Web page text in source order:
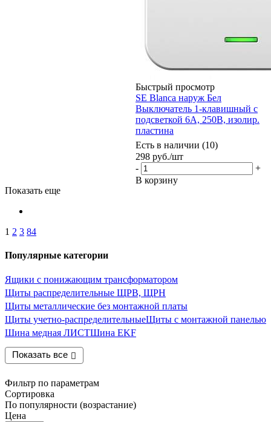
Быстрый просмотр
SE Blanca наруж Бел
Выключатель 1-клавишный с
подсветкой 6А, 250B, изолир.
пластина
Есть в наличии (10)
298 руб./шт
-
+
В корзину
Показать еще
1 2 3 84
Популярные категории
Ящики с понижающим трансформатором
Щиты распределительные ЩРВ, ЩРН
Щиты металлические без монтажной платы
Щиты учетно-распределительныеЩиты с монтажной панелью
Шина медная ЛИСТШина EKF
Показать все
Фильтр по параметрам
Сортировка
По популярности (возрастание)
Цена